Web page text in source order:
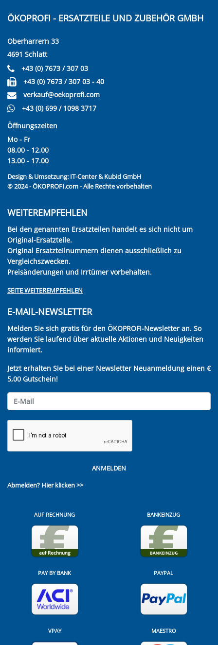
ÖKOPROFI - ERSATZTEILE UND ZUBEHÖR GMBH
Oberharrern 33
4691 Schlatt
+43 (0) 7673 / 307 03
+43 (0) 7673 / 307 03 - 40
verkauf@oekoprofi.com
+43 (0) 699 / 1098 3717
Öffnungszeiten
Mo - Fr
08.00 - 12.00
13.00 - 17.00
Design & Umsetzung: IT-Center & Kubid GmbH
© 2024 - ÖKOPROFI.com - Alle Rechte vorbehalten
WEITEREMPFEHLEN
Bei den genannten Ersatzteilen handelt es sich nicht um
Original-Ersatzteile.
Original Ersatzteilnummern dienen ausschließlich zu
Vergleichszwecken.
Preisänderungen und Irrtümer vorbehalten.
SEITE WEITEREMPFEHLEN
E-MAIL-NEWSLETTER
Melden Sie sich gratis für den ÖKOPROFI-Newsletter an. So
werden Sie laufend über aktuelle Aktionen und Neuigkeiten
informiert.
Jetzt erhalten Sie bei einer Newsletter Neuanmeldung einen €
5,00 Gutschein!
ANMELDEN
Abmelden? Hier klicken >>
AUF RECHNUNG BANKEINZUG
PAY BY BANK PAYPAL
VPAY MAESTRO